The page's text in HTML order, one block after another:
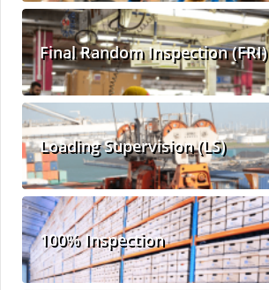
Final Random Inspection (FRI)
Loading Supervision (LS)
100% Inspection